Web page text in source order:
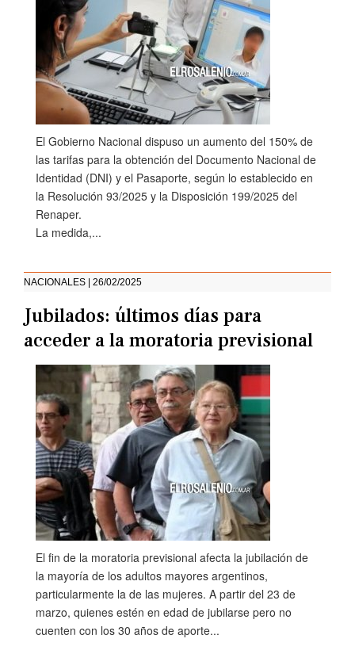
El Gobierno Nacional dispuso un aumento del 150% de
las tarifas para la obtención del Documento Nacional de
Identidad (DNI) y el Pasaporte, según lo establecido en
la Resolución 93/2025 y la Disposición 199/2025 del
Renaper.
La medida,...
NACIONALES | 26/02/2025
Jubilados: últimos días para
acceder a la moratoria previsional
El fin de la moratoria previsional afecta la jubilación de
la mayoría de los adultos mayores argentinos,
particularmente la de las mujeres. A partir del 23 de
marzo, quienes estén en edad de jubilarse pero no
cuenten con los 30 años de aporte...